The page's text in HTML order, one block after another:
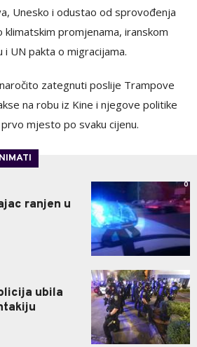
Unesko i odustao od sprovođenja
promjenama, iranskom
UN pakta o migracijama.
zategnuti poslije Trampove
na robu iz Kine i njegove politike
mjesto po svaku cijenu.
ranjen u
0
ubila
0